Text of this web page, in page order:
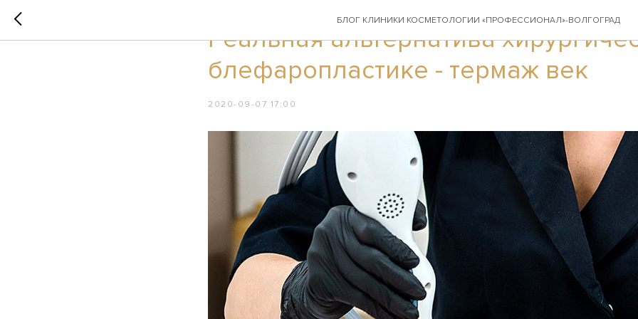
БЛОГ КЛИНИКИ КОСМЕТОЛОГИИ «ПРОФЕССИОНАЛ»-ВОЛГОГРАД
Реальная альтернатива
блефаропластике - термаж век
2020-09-07 17:00